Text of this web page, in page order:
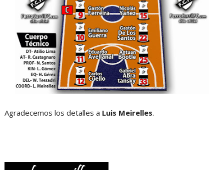
Agradecemos los detalles a Luis Meirelles.